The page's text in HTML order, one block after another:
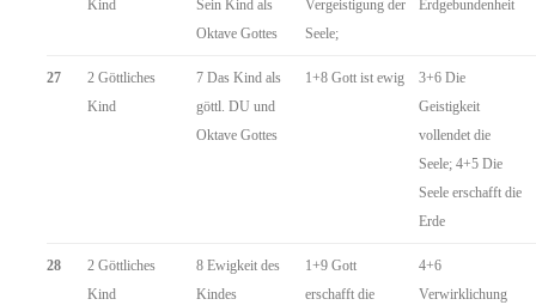
Kind
Sein Kind als
Oktave Gottes
Vergeistigung der
Seele;
Erdgebundenheit
27
2 Göttliches
Kind
7 Das Kind als
göttl. DU und
Oktave Gottes
1+8 Gott ist ewig
3+6 Die
Geistigkeit
vollendet die
Seele; 4+5 Die
Seele erschafft die
Erde
28
2 Göttliches
Kind
8 Ewigkeit des
Kindes
1+9 Gott
erschafft die
4+6
Verwirklichung